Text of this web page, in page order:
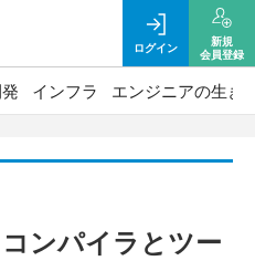
ログイン
新規
会員登録
インフラ エンジニアの生き
ンパイラとツー